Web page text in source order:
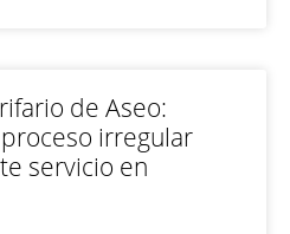
de Aseo:
irregular
servicio en